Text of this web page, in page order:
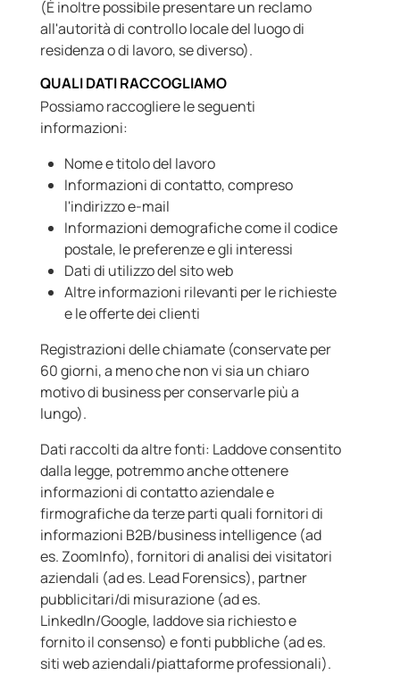
(È inoltre possibile presentare un reclamo
all'autorità di controllo locale del luogo di
residenza o di lavoro, se diverso).
QUALI DATI RACCOGLIAMO
Possiamo raccogliere le seguenti
informazioni:
Nome e titolo del lavoro
Informazioni di contatto, compreso
l'indirizzo e-mail
Informazioni demografiche come il codice
postale, le preferenze e gli interessi
Dati di utilizzo del sito web
Altre informazioni rilevanti per le richieste
e le offerte dei clienti
Registrazioni delle chiamate (conservate per
60 giorni, a meno che non vi sia un chiaro
motivo di business per conservarle più a
lungo).
Dati raccolti da altre fonti: Laddove consentito
dalla legge, potremmo anche ottenere
informazioni di contatto aziendale e
firmografiche da terze parti quali fornitori di
informazioni B2B/business intelligence (ad
es. ZoomInfo), fornitori di analisi dei visitatori
aziendali (ad es. Lead Forensics), partner
pubblicitari/di misurazione (ad es.
LinkedIn/Google, laddove sia richiesto e
fornito il consenso) e fonti pubbliche (ad es.
siti web aziendali/piattaforme professionali).